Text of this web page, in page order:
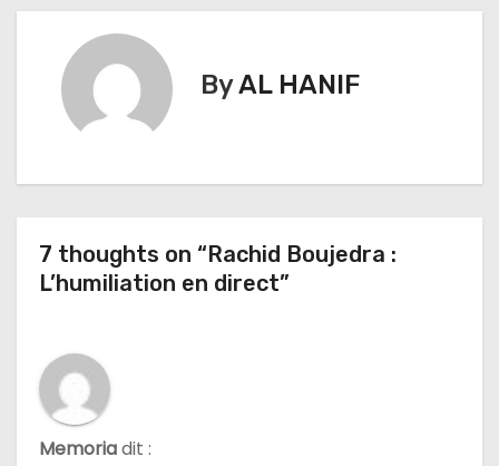
t
o
d
e
ByAL HANIF
7 thoughts on “Rachid Boujedra :
L’humiliation en direct”
Memoriadit :